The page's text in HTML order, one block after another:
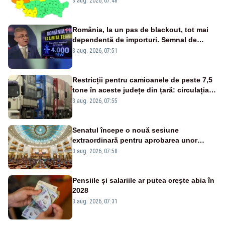
România, la un pas de blackout, tot mai
dependentă de importuri. Semnal de
alarmă tras de un expert în energie
3 aug. 2026, 07:51
Restricții pentru camioanele de peste 7,5
tone în aceste județe din țară: circulația
este interzisă luni, între orele 12:00 și
3 aug. 2026, 07:55
Senatul începe o nouă sesiune
extraordinară pentru aprobarea unor
jaloane din PNRR
3 aug. 2026, 07:58
Pensiile și salariile ar putea crește abia în
2028
3 aug. 2026, 07:31